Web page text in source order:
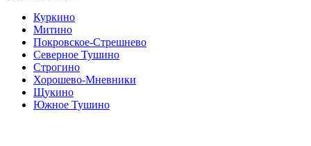
Куркино
Митино
Покровское-Стрешнево
Северное Тушино
Строгино
Хорошево-Мневники
Щукино
Южное Тушино